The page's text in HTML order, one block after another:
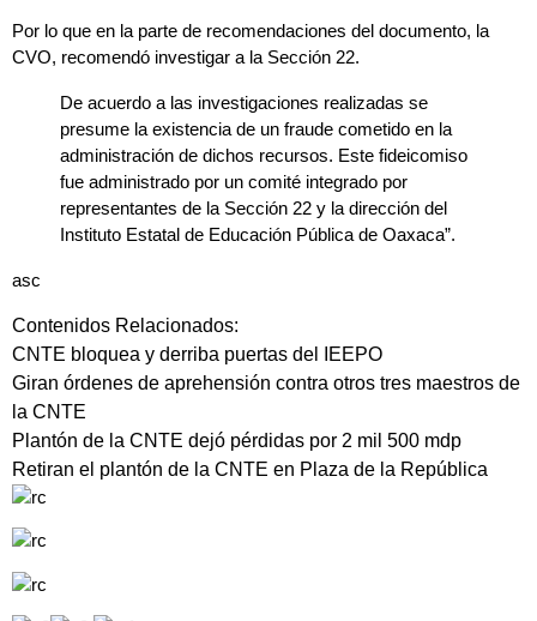
Por lo que en la parte de recomendaciones del documento, la
CVO, recomendó investigar a la Sección 22.
De acuerdo a las investigaciones realizadas se
presume la existencia de un fraude cometido en la
administración de dichos recursos. Este fideicomiso
fue administrado por un comité integrado por
representantes de la Sección 22 y la dirección del
Instituto Estatal de Educación Pública de Oaxaca”.
asc
Contenidos Relacionados:
CNTE bloquea y derriba puertas del IEEPO
Giran órdenes de aprehensión contra otros tres maestros de
la CNTE
Plantón de la CNTE dejó pérdidas por 2 mil 500 mdp
Retiran el plantón de la CNTE en Plaza de la República